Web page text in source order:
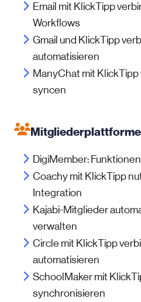
Email mit KlickTipp
Workflows
Gmail und KlickTipp
automatisieren
ManyChat mit
syncen
DigiMember:
Coachy mit KlickTipp
Integration
Kajabi-Mitglieder
verwalten
Circle mit KlickTipp
automatisieren
SchoolMaker mit
synchronisieren